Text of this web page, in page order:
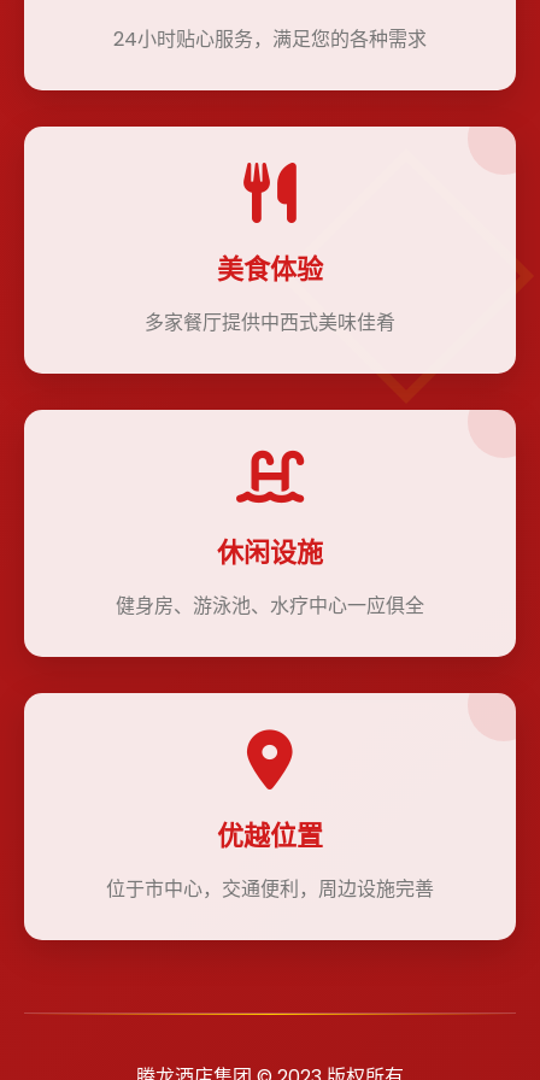
24小时贴心服务，满足您的各种需求
美食体验
多家餐厅提供中西式美味佳肴
休闲设施
健身房、游泳池、水疗中心一应俱全
优越位置
位于市中心，交通便利，周边设施完善